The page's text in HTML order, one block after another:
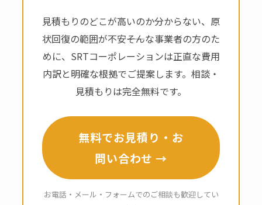
見積もりのどこが高いのか分からない、原
状回復の範囲が不安――そんな事業者の方のた
めに、SRTコーポレーションは正直な費用
内訳と明確な根拠でご提案します。相談・
見積もりは完全無料です。
無料でお見積り・お
問い合わせ →
お電話・メール・フォームでのご相談も歓迎してい